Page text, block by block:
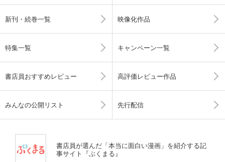
新刊・続巻一覧 映像化作品
特集一覧 キャンペーン一覧
書店員おすすめレビュー 高評価レビュー作品
みんなの公開リスト 先行配信
書店員が選んだ「本当に面白い漫画」を紹介する記
事サイト『ぶくまる』